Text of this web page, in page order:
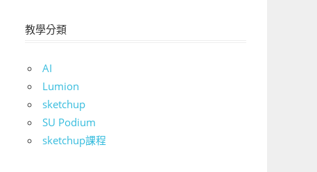
教學分類
AI
Lumion
sketchup
SU Podium
sketchup課程